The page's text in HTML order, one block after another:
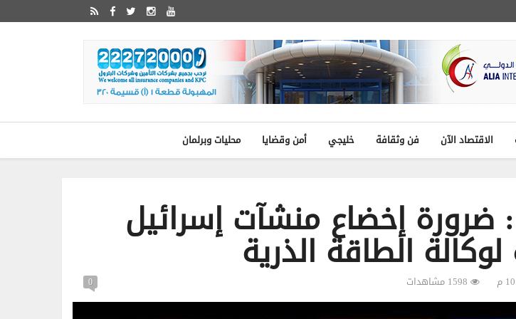
محليات وبرلمان أمن وقضايا خليجي فن وثقافة الاقتصاد الآن
ضرورة إخضاع منشآت إسرائيل
لوكالة الطاقة الذرية
0